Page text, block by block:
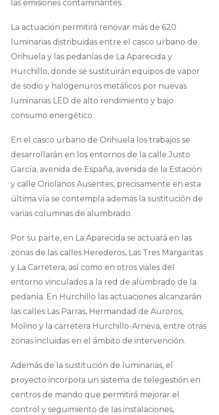
las emisiones contaminantes.
La actuación permitirá renovar más de 620
luminarias distribuidas entre el casco urbano de
Orihuela y las pedanías de La Aparecida y
Hurchillo, donde se sustituirán equipos de vapor
de sodio y halogenuros metálicos por nuevas
luminarias LED de alto rendimiento y bajo
consumo energético.
En el casco urbano de Orihuela los trabajos se
desarrollarán en los entornos de la calle Justo
García, avenida de España, avenida de la Estación
y calle Oriolanos Ausentes, precisamente en esta
última vía se contempla además la sustitución de
varias columnas de alumbrado.
Por su parte, en La Aparecida se actuará en las
zonas de las calles Herederos, Las Tres Margaritas
y La Carretera, así como en otros viales del
entorno vinculados a la red de alumbrado de la
pedanía. En Hurchillo las actuaciones alcanzarán
las calles Las Parras, Hermandad de Auroros,
Molino y la carretera Hurchillo-Arneva, entre otras
zonas incluidas en el ámbito de intervención.
Además de la sustitución de luminarias, el
proyecto incorpora un sistema de telegestión en
centros de mando que permitirá mejorar el
control y seguimiento de las instalaciones,